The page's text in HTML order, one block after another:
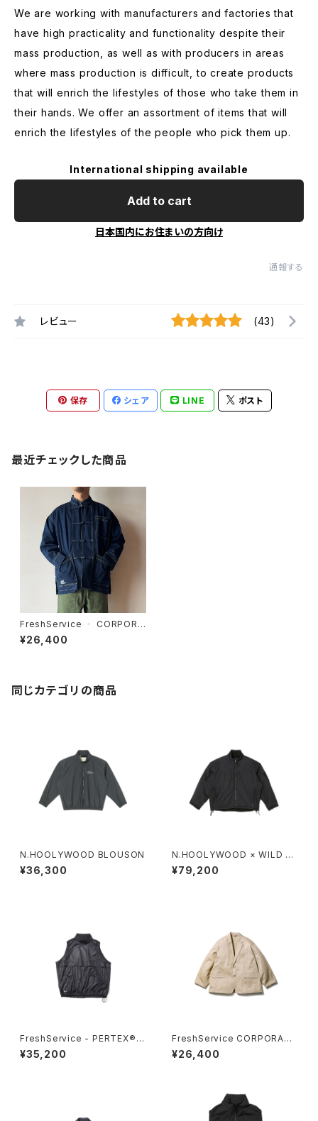
We are working with manufacturers and factories that
have high practicality and functionality despite their
mass production, as well as with producers in areas
where mass production is difficult, to create products
that will enrich the lifestyles of those who take them in
their hands. We offer an assortment of items that will
enrich the lifestyles of the people who pick them up.
International shipping available
Add to cart
日本国内にお住まいの方向け
通報する
レビュー (43)
保存 シェア LINE ポスト
最近チェックした商品
FreshService ‐ CORPORA
TE DENIM KUNG-FU COVE
RALL(FADE INDIGO)
¥26,400
同じカテゴリの商品
N.HOOLYWOOD BLOUSON
¥36,300
N.HOOLYWOOD × WILD T
HINGS REVERSIBLE OVERS
HIRT
¥79,200
FreshService - PERTEX® R
EISSUE PULLOVER VEST
¥35,200
FreshService CORPORATE
CHINO JACKET
¥26,400